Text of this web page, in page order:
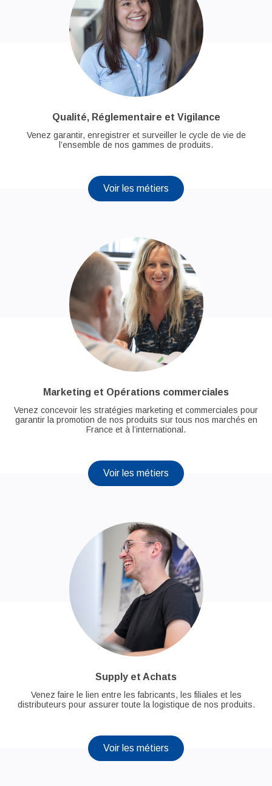
Qualité, Réglementaire et Vigilance
Venez garantir, enregistrer et surveiller le cycle de vie de
l’ensemble de nos gammes de produits.
Voir les métiers
Marketing et Opérations commerciales
Venez concevoir les stratégies marketing et commerciales pour
garantir la promotion de nos produits sur tous nos marchés en
France et à l’international.
Voir les métiers
Supply et Achats
Venez faire le lien entre les fabricants, les filiales et les
distributeurs pour assurer toute la logistique de nos produits.
Voir les métiers